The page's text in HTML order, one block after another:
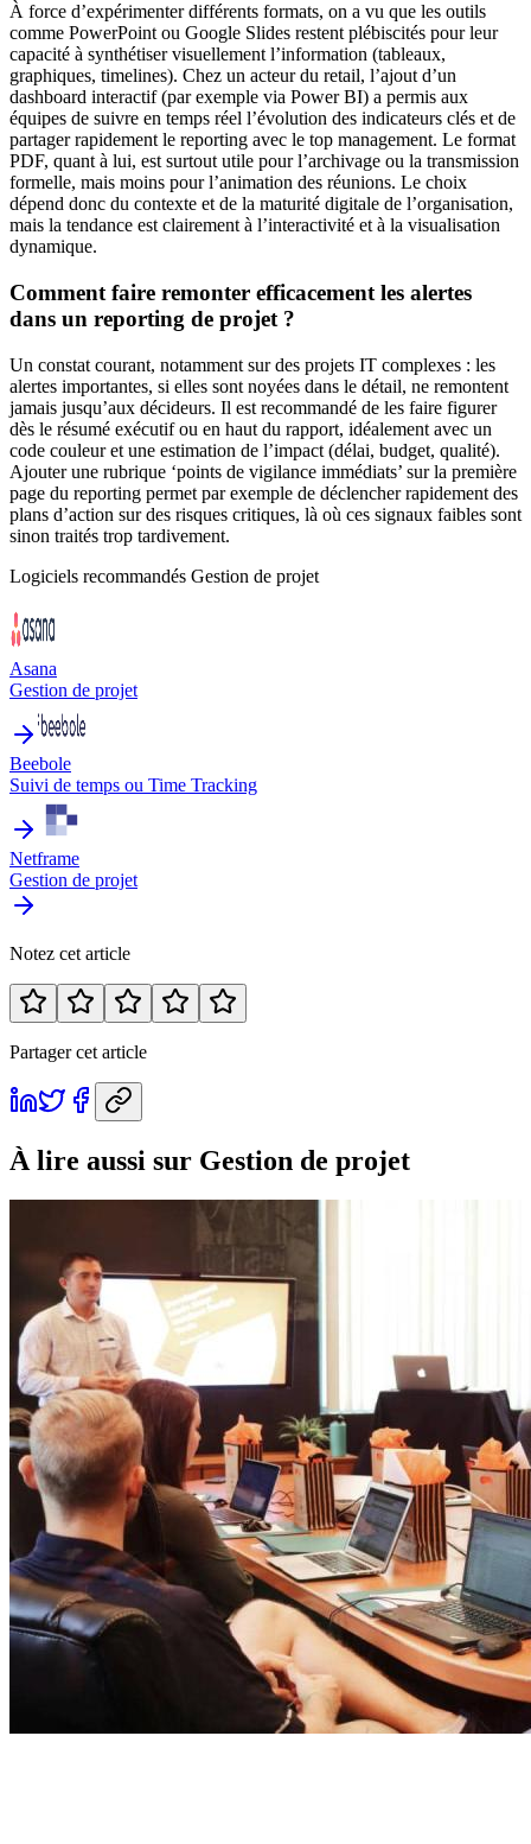
À force d’expérimenter différents formats, on a vu que les outils
comme PowerPoint ou Google Slides restent plébiscités pour leur
capacité à synthétiser visuellement l’information (tableaux,
graphiques, timelines). Chez un acteur du retail, l’ajout d’un
dashboard interactif (par exemple via Power BI) a permis aux
équipes de suivre en temps réel l’évolution des indicateurs clés et de
partager rapidement le reporting avec le top management. Le format
PDF, quant à lui, est surtout utile pour l’archivage ou la transmission
formelle, mais moins pour l’animation des réunions. Le choix
dépend donc du contexte et de la maturité digitale de l’organisation,
mais la tendance est clairement à l’interactivité et à la visualisation
dynamique.
Comment faire remonter efficacement les alertes
dans un reporting de projet ?
Un constat courant, notamment sur des projets IT complexes : les
alertes importantes, si elles sont noyées dans le détail, ne remontent
jamais jusqu’aux décideurs. Il est recommandé de les faire figurer
dès le résumé exécutif ou en haut du rapport, idéalement avec un
code couleur et une estimation de l’impact (délai, budget, qualité).
Ajouter une rubrique ‘points de vigilance immédiats’ sur la première
page du reporting permet par exemple de déclencher rapidement des
plans d’action sur des risques critiques, là où ces signaux faibles sont
sinon traités trop tardivement.
Logiciels recommandés Gestion de projet
Asana
Gestion de projet
Beebole
Suivi de temps ou Time Tracking
Netframe
Gestion de projet
Notez cet article
Partager cet article
À lire aussi sur Gestion de projet